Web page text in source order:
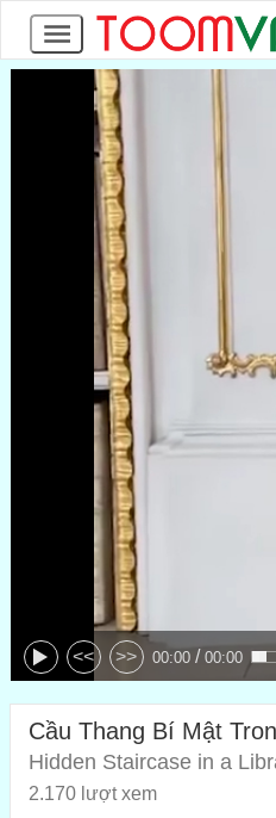
<< >> 00:00 / 00:00
Cầu Thang Bí Mật
Hidden Staircase in a
2.170 lượt xem